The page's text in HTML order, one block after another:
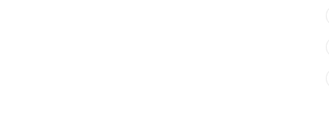
навигации) расположена четко
сверху вниз смотрю. А жене с
она видит блики. Решили